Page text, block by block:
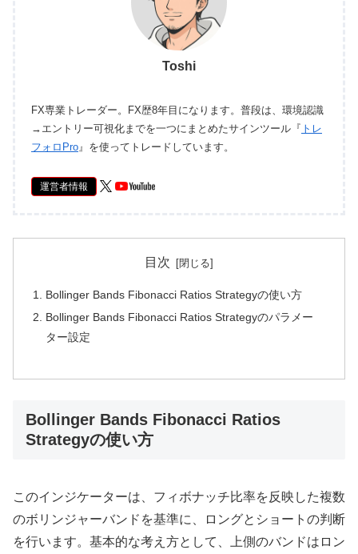
Toshi
FX専業トレーダー。FX歴8年目になります。普段は、環境認識
→エントリー可視化までを一つにまとめたサインツール『 トレ
フォロPro 』を使ってトレードしています。
運営者情報
目次
Bollinger Bands Fibonacci Ratios Strategyの使い方
Bollinger Bands Fibonacci Ratios Strategyのパラメー
ター設定
Bollinger Bands Fibonacci Ratios
Strategyの使い方
このインジケーターは、フィボナッチ比率を反映した複数
のボリンジャーバンドを基準に、ロングとショートの判断
を行います。基本的な考え方として、上側のバンドはロン